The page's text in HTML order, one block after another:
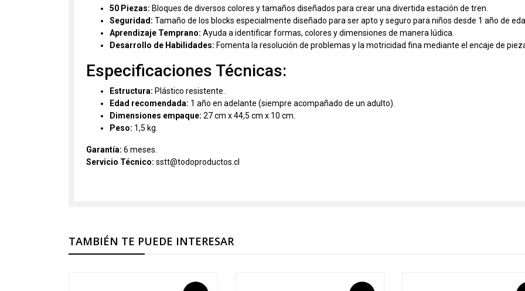
50 Piezas: Bloques de diversos colores y tamaños diseñados para crear una divertida estación de tren.
Seguridad: Tamaño de los blocks especialmente diseñado para ser apto y seguro para niños desde 1 año de
Aprendizaje Temprano: Ayuda a identificar formas, colores y dimensiones de manera lúdica.
Desarrollo de Habilidades: Fomenta la resolución de problemas y la motricidad fina mediante el encaje de
Especificaciones Técnicas:
Estructura: Plástico resistente.
Edad recomendada: 1 año en adelante (siempre acompañado de un adulto).
Dimensiones empaque: 27 cm x 44,5 cm x 10 cm.
Peso: 1,5 kg.
Garantía: 6 meses.
Servicio Técnico: sstt@todoproductos.cl
TAMBIÉN TE PUEDE INTERESAR